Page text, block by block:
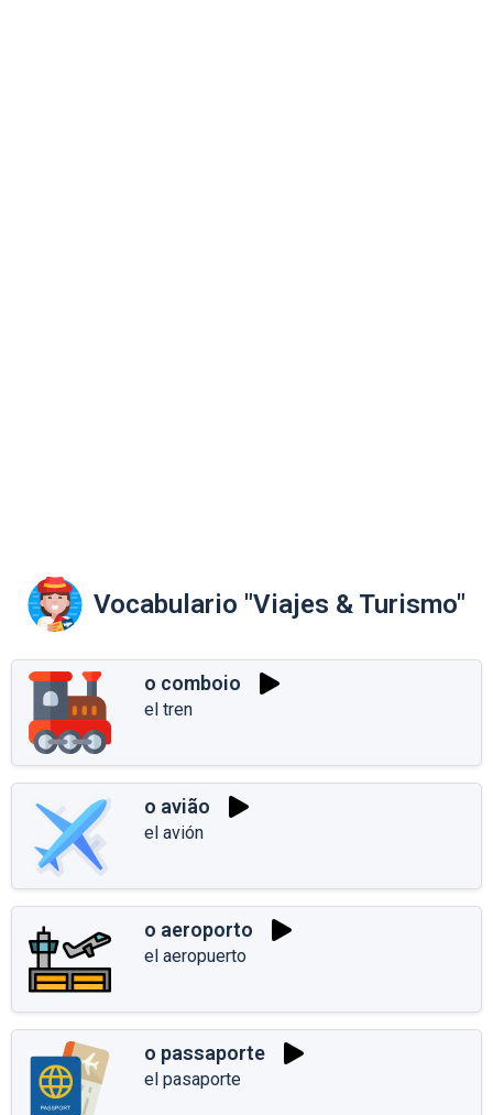
Vocabulario "Viajes & Turismo"
o comboio
el tren
o avião
el avión
o aeroporto
el aeropuerto
o passaporte
el pasaporte